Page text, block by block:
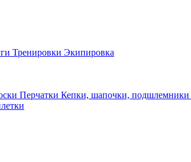
Тренировки Экипировка
Перчатки Кепки, шапочки, подшлемники